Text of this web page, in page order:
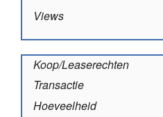
Views
Koop/Leaserechten
Transactie
Hoeveelheid